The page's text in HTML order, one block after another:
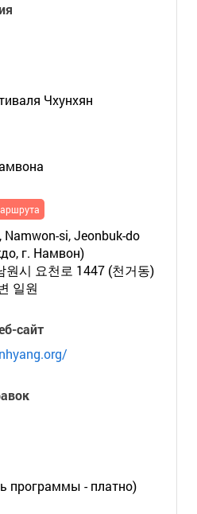
Чхунхян
Namwon-si, Jeonbuk-do
г. Намвон)
원시 요천로 1447 (천거동)
일원
сайт
программы - платно)